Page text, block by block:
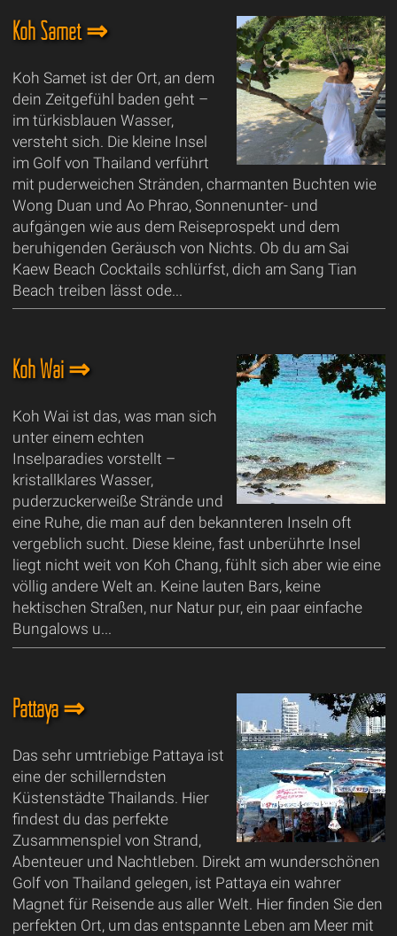
Koh Samet ⇒
Koh Samet ist der Ort, an dem
dein Zeitgefühl baden geht –
im türkisblauen Wasser,
versteht sich. Die kleine Insel
im Golf von Thailand verführt
mit puderweichen Stränden, charmanten Buchten wie
Wong Duan und Ao Phrao, Sonnenunter- und
aufgängen wie aus dem Reiseprospekt und dem
beruhigenden Geräusch von Nichts. Ob du am Sai
Kaew Beach Cocktails schlürfst, dich am Sang Tian
Beach treiben lässt ode...
Koh Wai ⇒
Koh Wai ist das, was man sich
unter einem echten
Inselparadies vorstellt –
kristallklares Wasser,
puderzuckerweiße Strände und
eine Ruhe, die man auf den bekannteren Inseln oft
vergeblich sucht. Diese kleine, fast unberührte Insel
liegt nicht weit von Koh Chang, fühlt sich aber wie eine
völlig andere Welt an. Keine lauten Bars, keine
hektischen Straßen, nur Natur pur, ein paar einfache
Bungalows u...
Pattaya ⇒
Das sehr umtriebige Pattaya ist
eine der schillerndsten
Küstenstädte Thailands. Hier
findest du das perfekte
Zusammenspiel von Strand,
Abenteuer und Nachtleben. Direkt am wunderschönen
Golf von Thailand gelegen, ist Pattaya ein wahrer
Magnet für Reisende aus aller Welt. Hier finden Sie den
perfekten Ort, um das entspannte Leben am Meer mit